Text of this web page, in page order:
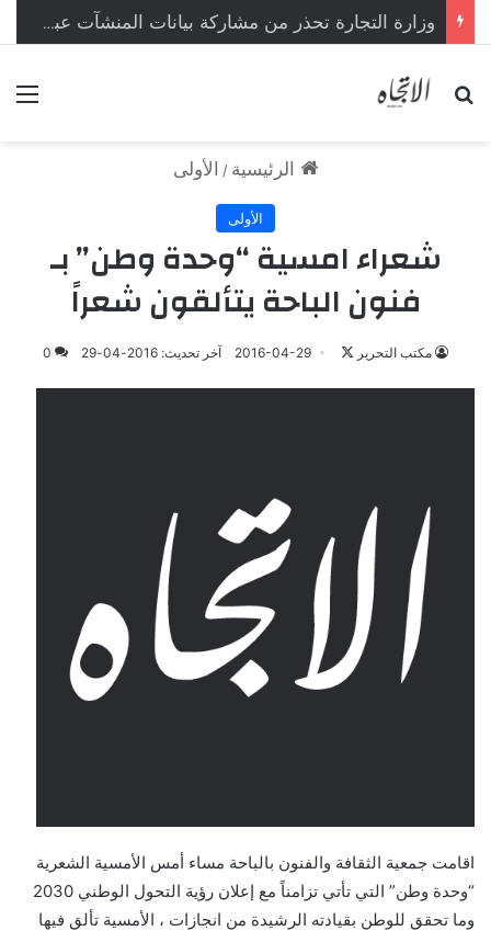
وزارة التجارة تحذر من مشاركة بيانات المنشآت عبر مواقع ومنصات غير موثوقة
بحث عن
الرئيسية / الأولى
الأولى
شعراء امسية “وحدة وطن” بـ
فنون الباحة يتألقون شعراً
مكتب التحرير
X
2016-04-29 آخر تحديث: 2016-04-29 0
اقامت جمعية الثقافة والفنون بالباحة مساء أمس الأمسية الشعرية
“وحدة وطن” التي تأتي تزامناً مع إعلان رؤية التحول الوطني 2030
وما تحقق للوطن بقيادته الرشيدة من انجازات ، الأمسية تألق فيها